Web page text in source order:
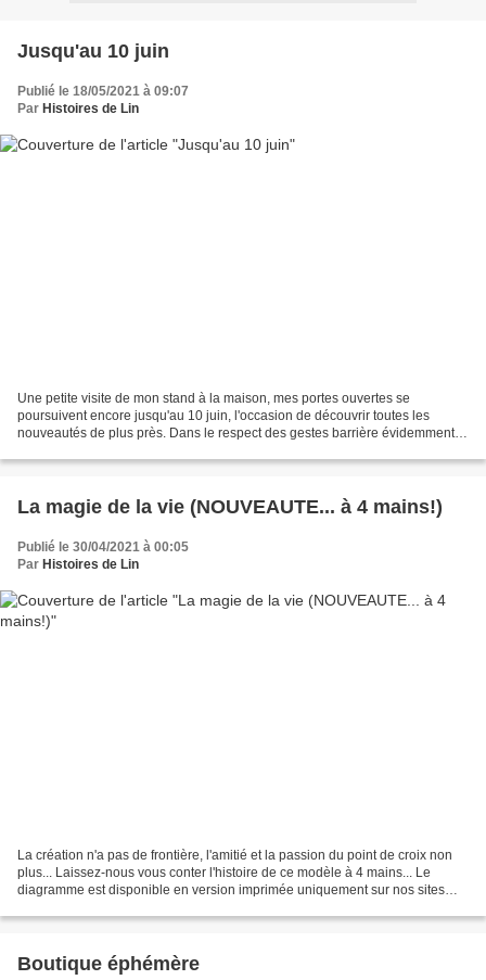
Jusqu'au 10 juin
Publié le 18/05/2021 à 09:07
Par Histoires de Lin
Une petite visite de mon stand à la maison, mes portes ouvertes se
poursuivent encore jusqu'au 10 juin, l'occasion de découvrir toutes les
nouveautés de plus près. Dans le respect des gestes barrière évidemment!
La magie de la vie (NOUVEAUTE... à 4 mains!)
Publié le 30/04/2021 à 00:05
Par Histoires de Lin
La création n'a pas de frontière, l'amitié et la passion du point de croix non
plus... Laissez-nous vous conter l'histoire de ce modèle à 4 mains... Le
diagramme est disponible en version imprimée uniquement sur nos sites
Boutique éphémère